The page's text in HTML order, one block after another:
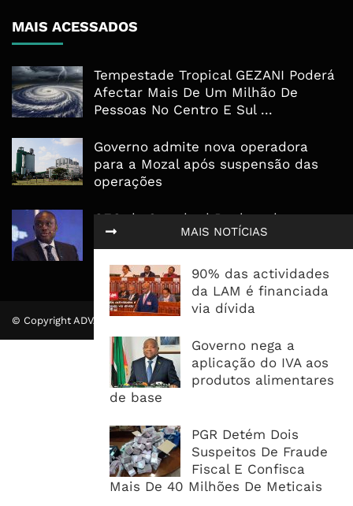
MAIS NOTÍCIAS
90% das actividades
da LAM é financiada
via dívida
Governo nega a
aplicação do IVA aos
produtos alimentares
de base
PGR Detém Dois
Suspeitos De Fraude
Fiscal E Confisca
Mais De 40 Milhões De Meticais
MAIS ACESSADOS
Tempestade Tropical GEZANI Poderá
Afectar Mais De Um Milhão De
Pessoas No Centro E Sul ...
Governo admite nova operadora
para a Mozal após suspensão das
operações
CEO do Standard Bank pede ao
Governo que “saia do caminho” e
facilite os negócios
© Copyright ADVALUE. Todos Direitos Reservados.